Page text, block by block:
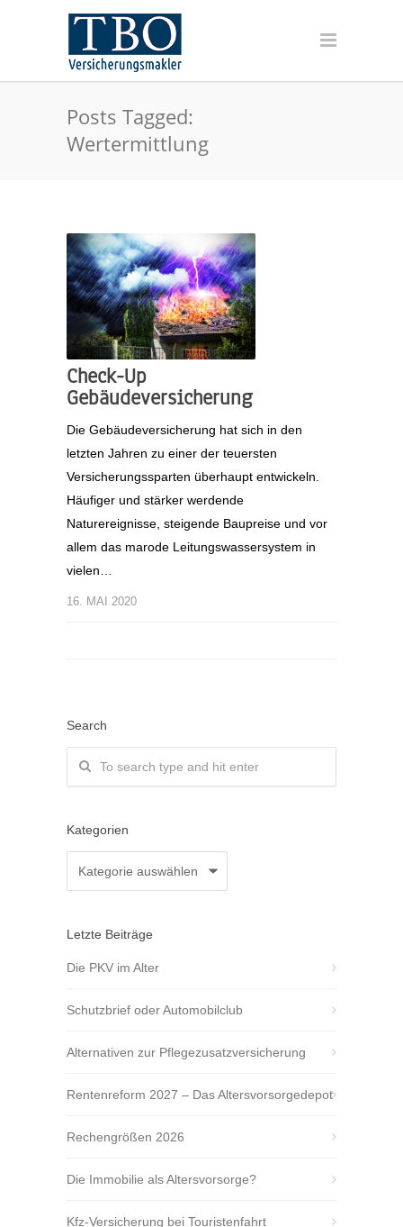
Posts Tagged:
Wertermittlung
Check-Up
Gebäudeversicherung
Die Gebäudeversicherung hat sich in den
letzten Jahren zu einer der teuersten
Versicherungssparten überhaupt entwickeln.
Häufiger und stärker werdende
Naturereignisse, steigende Baupreise und vor
allem das marode Leitungswassersystem in
vielen…
16. MAI 2020
Search
Kategorien
Letzte Beiträge
Die PKV im Alter
Schutzbrief oder Automobilclub
Alternativen zur Pflegezusatzversicherung
Rentenreform 2027 – Das Altersvorsorgedepot
Rechengrößen 2026
Die Immobilie als Altersvorsorge?
Kfz-Versicherung bei Touristenfahrt